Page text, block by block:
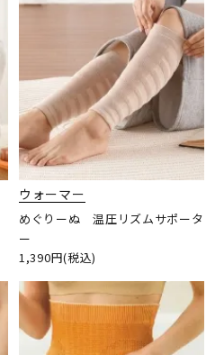
ウォーマー
めぐりーぬ 温圧リズムサポータ
ー
1,390円(税込)